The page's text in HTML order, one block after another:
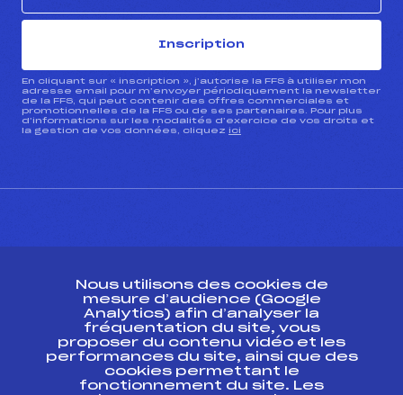
Inscription
En cliquant sur « inscription », j’autorise la FFS à utiliser mon
adresse email pour m’envoyer périodiquement la newsletter
de la FFS, qui peut contenir des offres commerciales et
promotionnelles de la FFS ou de ses partenaires. Pour plus
d’informations sur les modalités d’exercice de vos droits et
la gestion de vos données, cliquez ici
Ressources
Pass’Neige
Projet sportif fédéral
Nous utilisons des cookies de
mesure d’audience (Google
Analytics) afin d’analyser la
fréquentation du site, vous
proposer du contenu vidéo et les
performances du site, ainsi que des
cookies permettant le
fonctionnement du site. Les